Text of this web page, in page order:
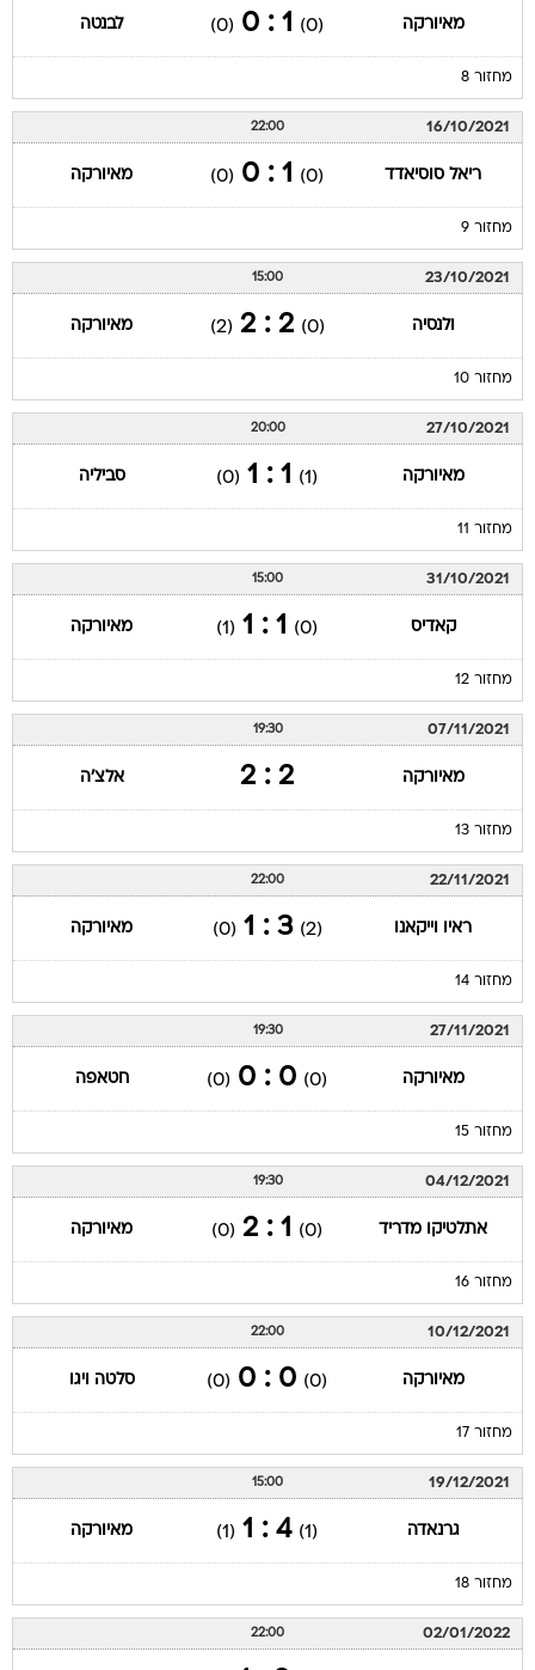
מאיורקה (0)
1 : 0
(0) לבנטה
מחזור 8
16/10/2021
22:00
ריאל סוסיאדד (0)
1 : 0
(0) מאיורקה
מחזור 9
23/10/2021
15:00
ולנסיה (0)
2 : 2
(2) מאיורקה
מחזור 10
27/10/2021
20:00
מאיורקה (1)
1 : 1
(0) סביליה
מחזור 11
31/10/2021
15:00
קאדיס (0)
1 : 1
(1) מאיורקה
מחזור 12
07/11/2021
19:30
מאיורקה 2 : 2 אלצ'ה
מחזור 13
22/11/2021
22:00
ראיו וייקאנו (2)
3 : 1
(0) מאיורקה
מחזור 14
27/11/2021
19:30
מאיורקה (0)
0 : 0
(0) חטאפה
מחזור 15
04/12/2021
19:30
אתלטיקו מדריד (0)
1 : 2
(0) מאיורקה
מחזור 16
10/12/2021
22:00
מאיורקה (0)
0 : 0
(0) סלטה ויגו
מחזור 17
19/12/2021
15:00
גרנאדה (1)
4 : 1
(1) מאיורקה
מחזור 18
02/01/2022
22:00